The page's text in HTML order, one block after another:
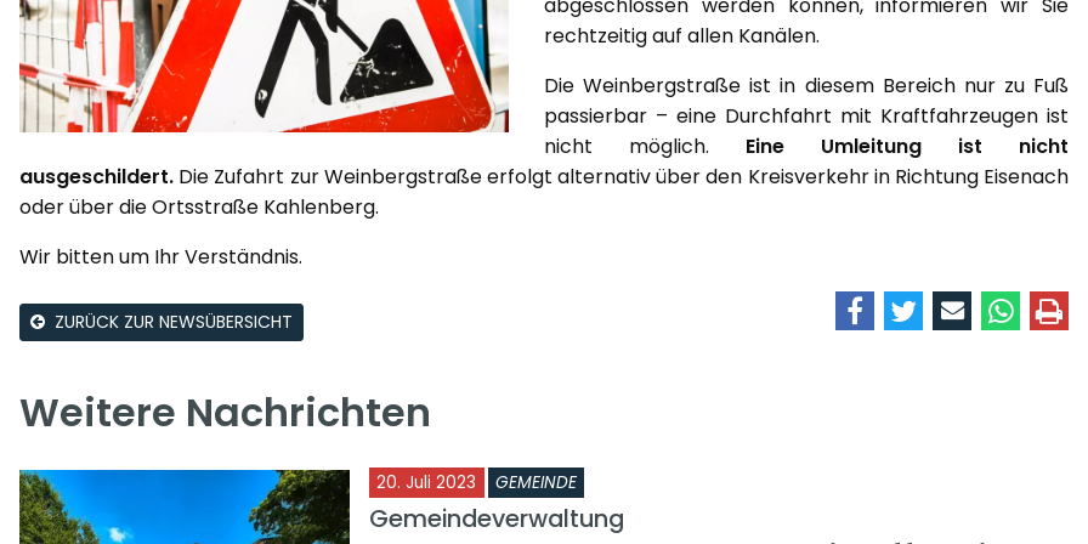
rechtzeitig auf allen Kanälen.
Die Weinbergstraße ist in diesem Bereich nur zu Fuß
passierbar – eine Durchfahrt mit Kraftfahrzeugen ist
nicht möglich. Eine Umleitung ist nicht
ausgeschildert. Die Zufahrt zur Weinbergstraße erfolgt alternativ über den Kreisverkehr in Richtung Eisenach
oder über die Ortsstraße Kahlenberg.
Wir bitten um Ihr Verständnis.
ZURÜCK ZUR NEWSÜBERSICHT
Weitere Nachrichten
20. Juli 2023 GEMEINDE
Gemeindeverwaltung